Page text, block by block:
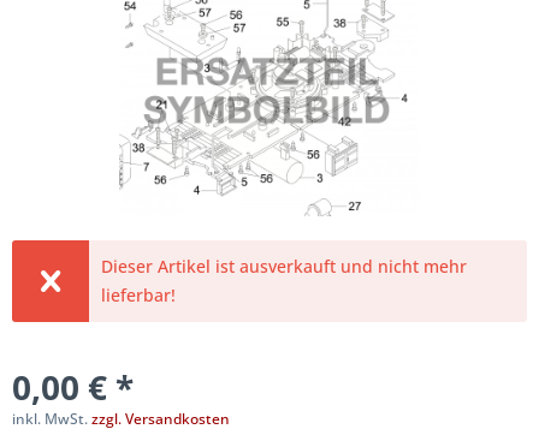
Dieser Artikel ist ausverkauft und nicht mehr
lieferbar!
0,00 € *
inkl. MwSt.zzgl. Versandkosten